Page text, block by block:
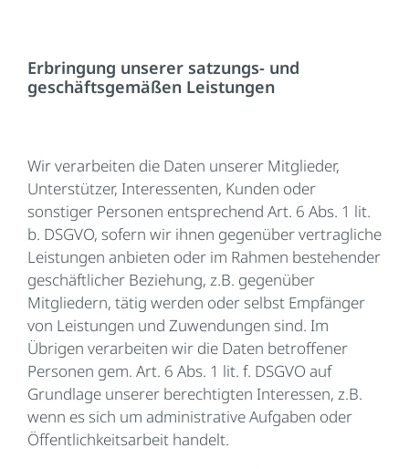
Erbringung unserer satzungs- und
geschäftsgemäßen Leistungen
Wir verarbeiten die Daten unserer Mitglieder,
Unterstützer, Interessenten, Kunden oder
sonstiger Personen entsprechend Art. 6 Abs. 1 lit.
b. DSGVO, sofern wir ihnen gegenüber vertragliche
Leistungen anbieten oder im Rahmen bestehender
geschäftlicher Beziehung, z.B. gegenüber
Mitgliedern, tätig werden oder selbst Empfänger
von Leistungen und Zuwendungen sind. Im
Übrigen verarbeiten wir die Daten betroffener
Personen gem. Art. 6 Abs. 1 lit. f. DSGVO auf
Grundlage unserer berechtigten Interessen, z.B.
wenn es sich um administrative Aufgaben oder
Öffentlichkeitsarbeit handelt.